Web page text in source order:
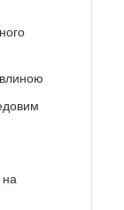
на